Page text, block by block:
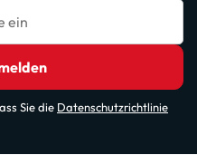
ein
Sie die Datenschutzrichtlinie